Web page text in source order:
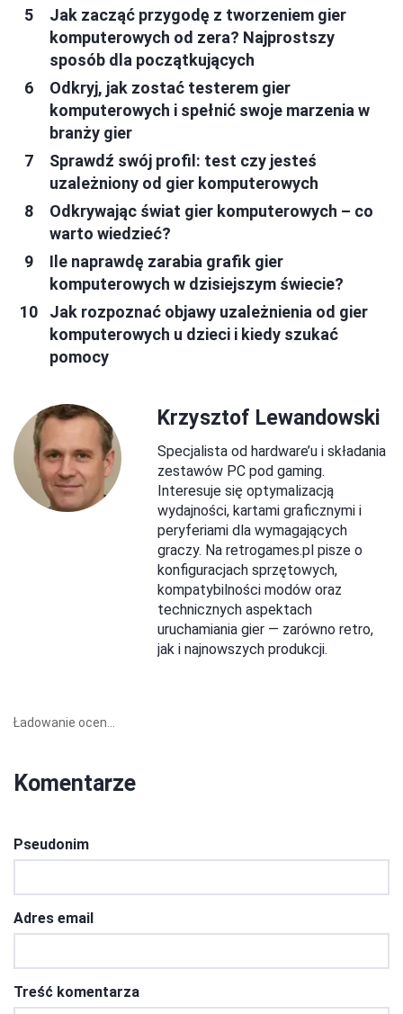
Jak zacząć przygodę z tworzeniem gier
komputerowych od zera? Najprostszy
sposób dla początkujących
Odkryj, jak zostać testerem gier
komputerowych i spełnić swoje marzenia w
branży gier
Sprawdź swój profil: test czy jesteś
uzależniony od gier komputerowych
Odkrywając świat gier komputerowych – co
warto wiedzieć?
Ile naprawdę zarabia grafik gier
komputerowych w dzisiejszym świecie?
Jak rozpoznać objawy uzależnienia od gier
komputerowych u dzieci i kiedy szukać
pomocy
Krzysztof Lewandowski
Specjalista od hardware’u i składania
zestawów PC pod gaming.
Interesuje się optymalizacją
wydajności, kartami graficznymi i
peryferiami dla wymagających
graczy. Na retrogames.pl pisze o
konfiguracjach sprzętowych,
kompatybilności modów oraz
technicznych aspektach
uruchamiania gier — zarówno retro,
jak i najnowszych produkcji.
Ładowanie ocen...
Komentarze
Pseudonim
Adres email
Treść komentarza